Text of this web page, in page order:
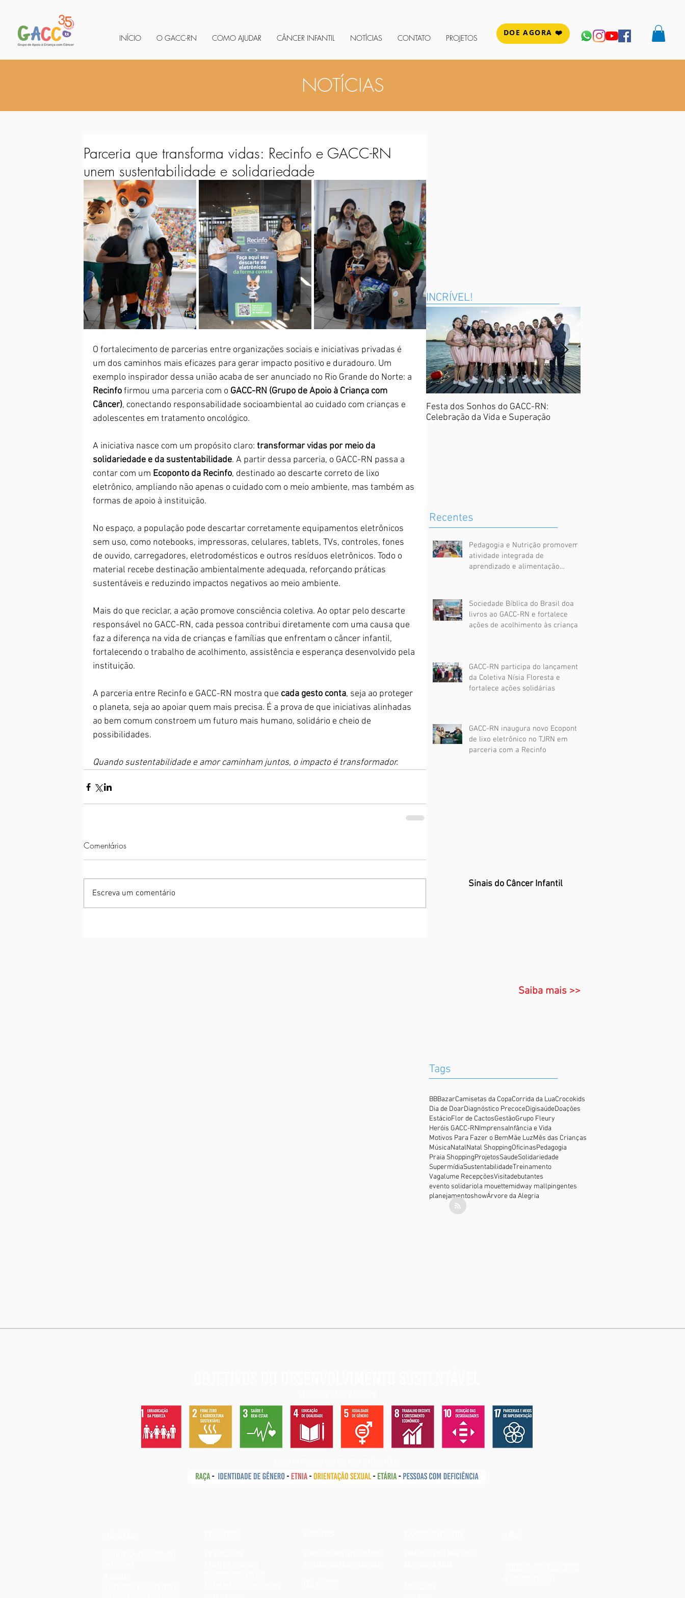
DOE AGORA ❤️
INÍCIO O GACC-RN COMO AJUDAR CÂNCER INFANTIL NOTÍCIAS CONTATO PROJETOS
NOTÍCIAS
Parceria que transforma vidas: Recinfo e GACC-RN
unem sustentabilidade e solidariedade
O fortalecimento de parcerias entre organizações sociais e iniciativas privadas é
um dos caminhos mais eficazes para gerar impacto positivo e duradouro. Um
exemplo inspirador dessa união acaba de ser anunciado no Rio Grande do Norte: a
Recinfo firmou uma parceria com o GACC-RN (Grupo de Apoio à Criança com
Câncer), conectando responsabilidade socioambiental ao cuidado com crianças e
adolescentes em tratamento oncológico.
A iniciativa nasce com um propósito claro: transformar vidas por meio da
solidariedade e da sustentabilidade. A partir dessa parceria, o GACC-RN passa a
contar com um Ecoponto da Recinfo, destinado ao descarte correto de lixo
eletrônico, ampliando não apenas o cuidado com o meio ambiente, mas também as
formas de apoio à instituição.
No espaço, a população pode descartar corretamente equipamentos eletrônicos
sem uso, como notebooks, impressoras, celulares, tablets, TVs, controles, fones
de ouvido, carregadores, eletrodomésticos e outros resíduos eletrônicos. Todo o
material recebe destinação ambientalmente adequada, reforçando práticas
sustentáveis e reduzindo impactos negativos ao meio ambiente.
Mais do que reciclar, a ação promove consciência coletiva. Ao optar pelo descarte
responsável no GACC-RN, cada pessoa contribui diretamente com uma causa que
faz a diferença na vida de crianças e famílias que enfrentam o câncer infantil,
fortalecendo o trabalho de acolhimento, assistência e esperança desenvolvido pela
instituição.
A parceria entre Recinfo e GACC-RN mostra que cada gesto conta, seja ao proteger
o planeta, seja ao apoiar quem mais precisa. É a prova de que iniciativas alinhadas
ao bem comum constroem um futuro mais humano, solidário e cheio de
possibilidades.
Quando sustentabilidade e amor caminham juntos, o impacto é transformador.
Comentários
Escreva um comentário
INCRÍVEL!
Festa dos Sonhos do GACC-RN:
Celebração da Vida e Superação
Recentes
Pedagogia e Nutrição promovem
atividade integrada de
aprendizado e alimentação
Sociedade Bíblica do Brasil doa
livros ao GACC-RN e fortalece
ações de acolhimento às crianças
GACC-RN participa do lançamento
da Coletiva Nísia Floresta e
fortalece ações solidárias
GACC-RN inaugura novo Ecoponto
de lixo eletrônico no TJRN em
parceria com a Recinfo
Sinais do Câncer Infantil
Saiba mais >>
Tags
BBBazarCamisetas da CopaCorrida da LuaCrocokids
Dia de DoarDiagnóstico PrecoceDigisaúdeDoações
EstácioFlor de CactosGestãoGrupo Fleury
Heróis GACC-RNImprensaInfância e Vida
Motivos Para Fazer o BemMãe LuzMês das Crianças
MúsicaNatalNatal ShoppingOficinasPedagogia
Praia ShoppingProjetosSaudeSolidariedade
SupermídiaSustentabilidadeTreinamento
Vagalume RecepçõesVisitadebutantes
evento solidariola mouettemidway mallpingentes
planejamentoshowÁrvore da Alegria